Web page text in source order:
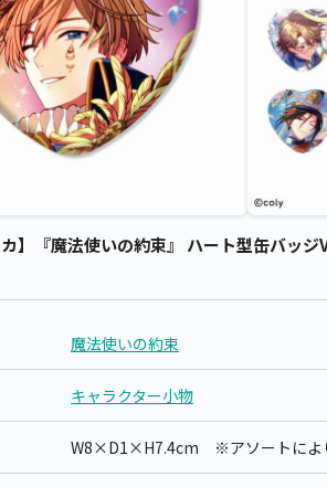
】『魔法使いの約束』 ハート型缶バッ
魔法使いの約束
キャラクター小物
W8×D1×H7.4cm ※アソートにより